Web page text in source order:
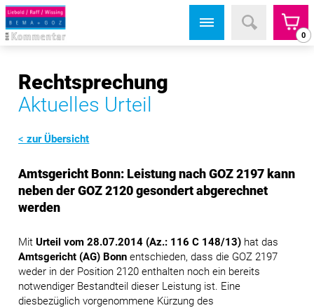
0
Rechtsprechung
Aktuelles Urteil
zur Übersicht
Amtsgericht Bonn: Leistung nach GOZ 2197 kann
neben der GOZ 2120 gesondert abgerechnet
werden
MitUrteil vom 28.07.2014 (Az.: 116 C 148/13) hat das
Amtsgericht (AG) Bonn entschieden, dass die GOZ 2197
weder in der Position 2120 enthalten noch ein bereits
notwendiger Bestandteil dieser Leistung ist. Eine
diesbezüglich vorgenommene Kürzung des